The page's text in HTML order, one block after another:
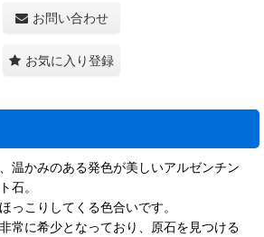
お問い合わせ
お気に入り登録
温かみのある発色が美しいアルゼンチン
石。
っこりしてくる色合いです。
常に希少となっており、原石を見つける